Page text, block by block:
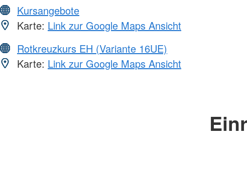
Kursangebote
Karte: Link zur Google Maps Ansicht
Rotkreuzkurs EH (Variante 16UE)
Karte: Link zur Google Maps Ansicht